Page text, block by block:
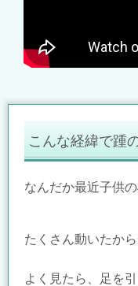
こんな経緯で踵
なんだか最近子供
たくさん動いたから
よく見たら、足を